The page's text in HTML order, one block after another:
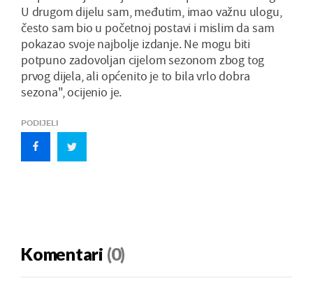
U drugom dijelu sam, međutim, imao važnu ulogu,
često sam bio u početnoj postavi i mislim da sam
pokazao svoje najbolje izdanje. Ne mogu biti
potpuno zadovoljan cijelom sezonom zbog tog
prvog dijela, ali općenito je to bila vrlo dobra
sezona", ocijenio je.
PODIJELI
Komentari (0)